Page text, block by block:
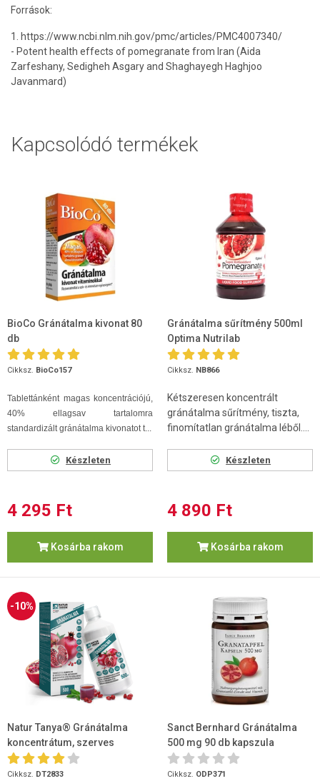
Források:
1. https://www.ncbi.nlm.nih.gov/pmc/articles/PMC4007340/
- Potent health effects of pomegranate from Iran (Aida
Zarfeshany, Sedigheh Asgary and Shaghayegh Haghjoo
Javanmard)
Kapcsolódó termékek
BioCo Gránátalma kivonat 80
db
Cikksz. BioCo157
Tablettánként magas koncentrációjú,
40% ellagsav tartalomra
standardizált gránátalma kivonatot t...
Készleten
4 295 Ft
Kosárba rakom
Gránátalma sűrítmény 500ml
Optima Nutrilab
Cikksz. NB866
Kétszeresen koncentrált
gránátalma sűrítmény, tiszta,
finomítatlan gránátalma léből....
Készleten
4 890 Ft
Kosárba rakom
-10%
Natur Tanya® Gránátalma
koncentrátum, szerves
szelénnel 500ml
Cikksz. DT2833
Sanct Bernhard Gránátalma
500 mg 90 db kapszula
Cikksz. ODP371